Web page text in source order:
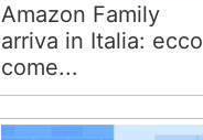
Amazon Family
arriva in Italia: ecco
come...